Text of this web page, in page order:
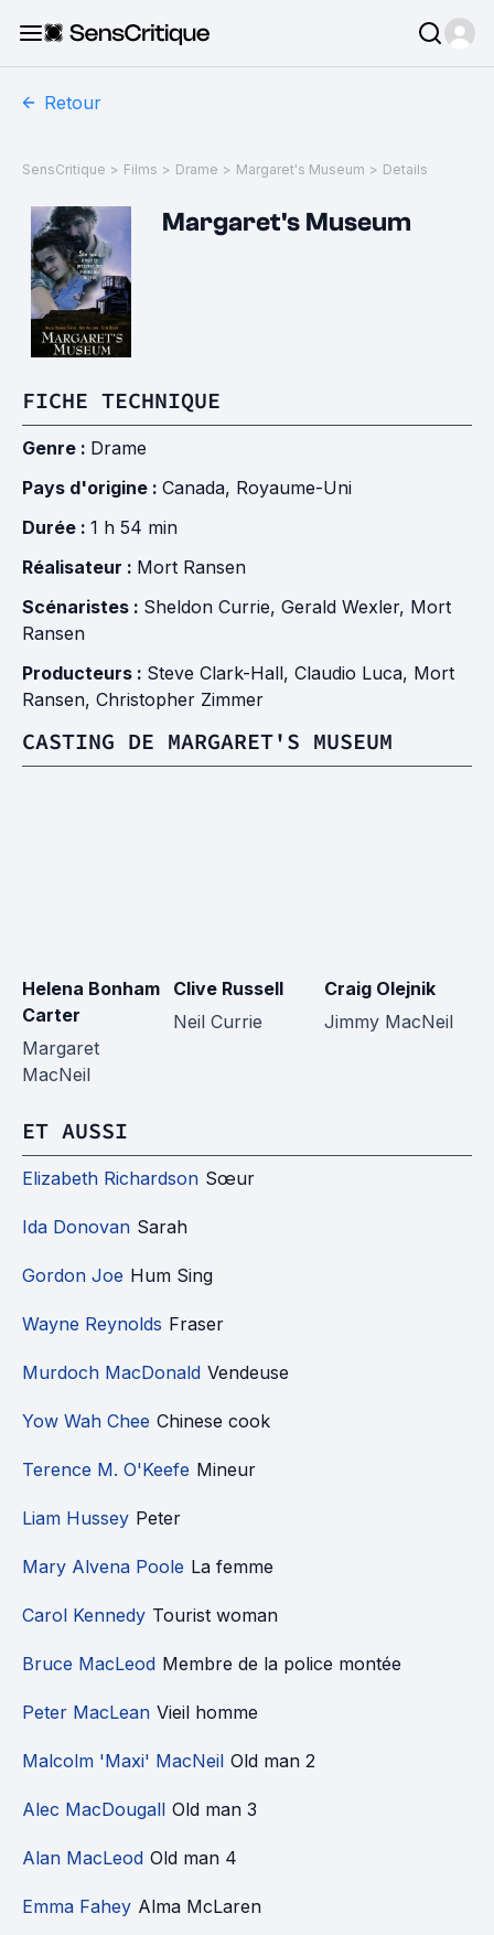
Retour
SensCritique > Films > Drame > Margaret's Museum > Details
Margaret's Museum
FICHE TECHNIQUE
Genre : Drame
Pays d'origine : Canada, Royaume-Uni
Durée : 1 h 54 min
Réalisateur : Mort Ransen
Scénaristes : Sheldon Currie, Gerald Wexler, Mort
Ransen
Producteurs : Steve Clark-Hall, Claudio Luca, Mort
Ransen, Christopher Zimmer
CASTING DE MARGARET'S MUSEUM
Helena Bonham
Carter
Margaret
MacNeil
Clive Russell
Neil Currie
Craig Olejnik
Jimmy MacNeil
ET AUSSI
Elizabeth Richardson Sœur
Ida Donovan Sarah
Gordon Joe Hum Sing
Wayne Reynolds Fraser
Murdoch MacDonald Vendeuse
Yow Wah Chee Chinese cook
Terence M. O'Keefe Mineur
Liam Hussey Peter
Mary Alvena Poole La femme
Carol Kennedy Tourist woman
Bruce MacLeod Membre de la police montée
Peter MacLean Vieil homme
Malcolm 'Maxi' MacNeil Old man 2
Alec MacDougall Old man 3
Alan MacLeod Old man 4
Emma Fahey Alma McLaren